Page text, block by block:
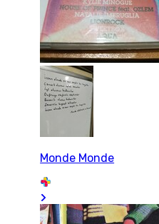
Monde Monde